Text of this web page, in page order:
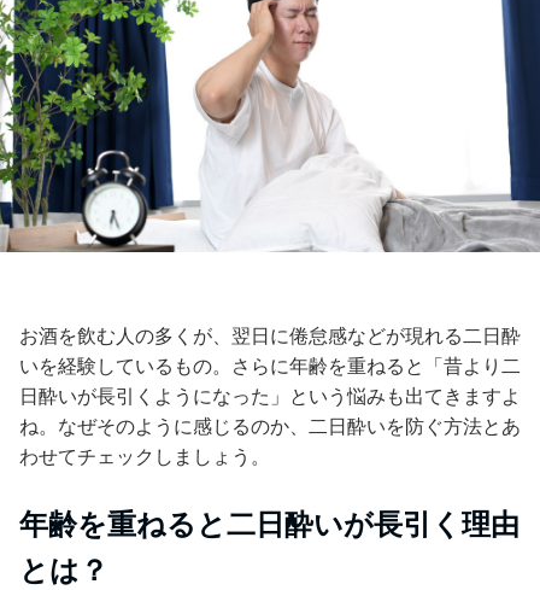
お酒を飲む人の多くが、翌日に倦怠感などが現れる二日酔
いを経験しているもの。さらに年齢を重ねると「昔より二
日酔いが長引くようになった」という悩みも出てきますよ
ね。なぜそのように感じるのか、二日酔いを防ぐ方法とあ
わせてチェックしましょう。
年齢を重ねると二日酔いが長引く理由
とは？